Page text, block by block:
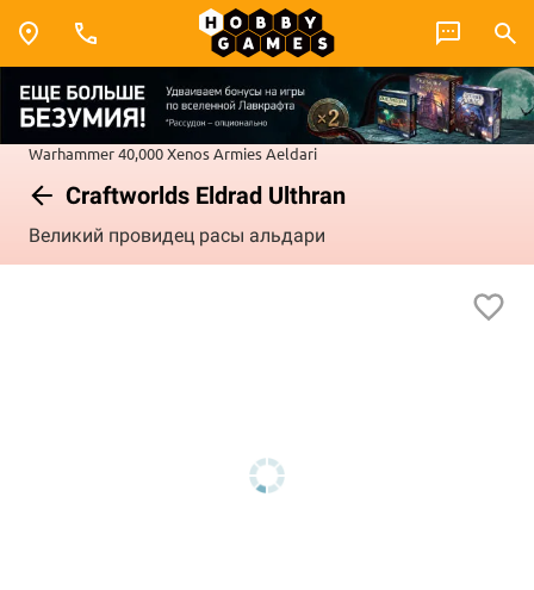
Warhammer 40,000Xenos ArmiesAeldari
Craftworlds Eldrad Ulthran
Великий провидец расы альдари